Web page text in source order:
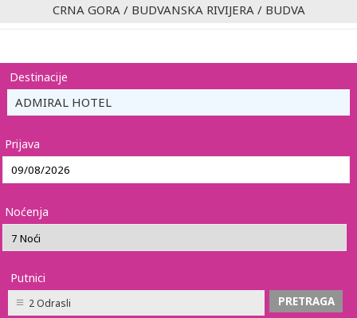
CRNA GORA / BUDVANSKA RIVIJERA / BUDVA
Destinacije
ADMIRAL HOTEL
Prijava
Noćenja
Putnici
2 Odrasli